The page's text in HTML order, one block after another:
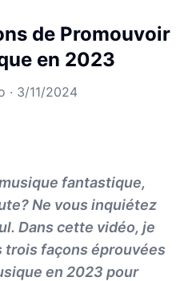
de Promouvoir
en 2023
· 3/11/2024
fantastique,
Ne vous inquiétez
Dans cette vidéo, je
trois façons éprouvées
en 2023 pour